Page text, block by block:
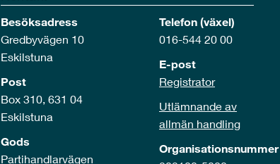
Besöksadress
Gredbyvägen 10
Eskilstuna
Post
Box 310, 631 04
Eskilstuna
Gods
Partihandlarvägen
Telefon (växel)
016-544 20 00
E-post
Registrator
Utlämnande av
allmän handling
Organisationsnummer